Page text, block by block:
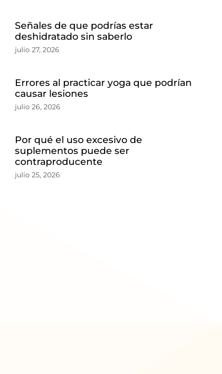
Señales de que podrías estar
deshidratado sin saberlo
julio 27, 2026
Errores al practicar yoga que podrían
causar lesiones
julio 26, 2026
Por qué el uso excesivo de
suplementos puede ser
contraproducente
julio 25, 2026